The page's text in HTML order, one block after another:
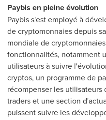
Paybis en pleine évolution
Paybis s'est employé à
de cryptomonnaies depuis
mondiale de
fonctionnalités, notamment
utilisateurs à suivre
cryptos, un programme de
récompenser les
traders et une section
puissent suivre les